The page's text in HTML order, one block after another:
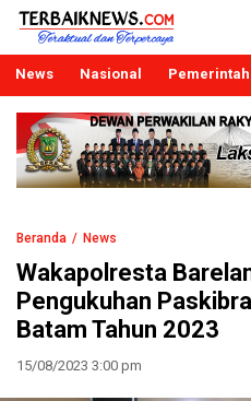
Terbaiknews
Teraktual dan Terpercaya
News Nasional
Beranda News
Wakapolresta
Pengukuhan
Batam Tahun 2023
15/08/2023 3:00 pm